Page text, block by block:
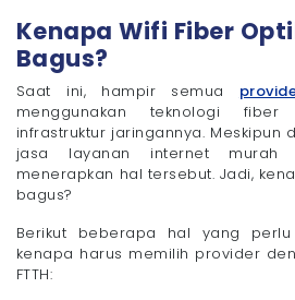
- 8. Biznet Home
- 9. CBN Fiber
- 11. Iconnet PLN
5 Cara Mengukur Kecepatan
Daftar Megavision, Solusi Wifi
Kapasitas Internet Hingga 300
Kenapa Wifi Fiber
Bagus?
Saat ini, hampir semua
menggunakan teknologi
infrastruktur jaringannya. Meskipun
jasa layanan internet murah
menerapkan hal tersebut. Jadi,
bagus?
Berikut beberapa hal yang perlu
kenapa harus memilih provider
FTTH: